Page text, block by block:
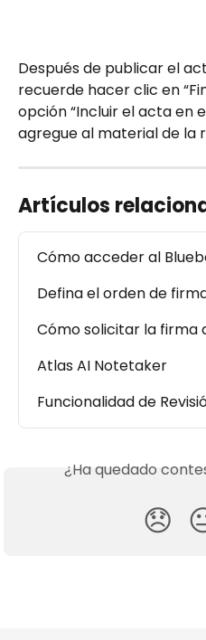
Después de publicar el
recuerde hacer clic en
opción “Incluir el acta en
agregue al material de la
Artículos
Cómo acceder al
Defina el orden de
Cómo solicitar la firma
Atlas AI Notetaker
Funcionalidad de
¿Ha quedado
😞